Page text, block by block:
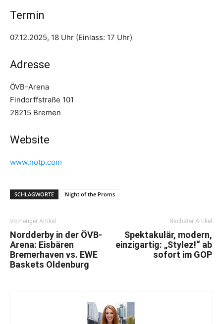
Termin
07.12.2025, 18 Uhr (Einlass: 17 Uhr)
Adresse
ÖVB-Arena
Findorffstraße 101
28215 Bremen
Website
www.notp.com
SCHLAGWORTE Night of the Proms
Vorheriger Artikel
Nordderby in der ÖVB-
Arena: Eisbären
Bremerhaven vs. EWE
Baskets Oldenburg
Nächster Artikel
Spektakulär, modern,
einzigartig: „Stylez!“ ab
sofort im GOP